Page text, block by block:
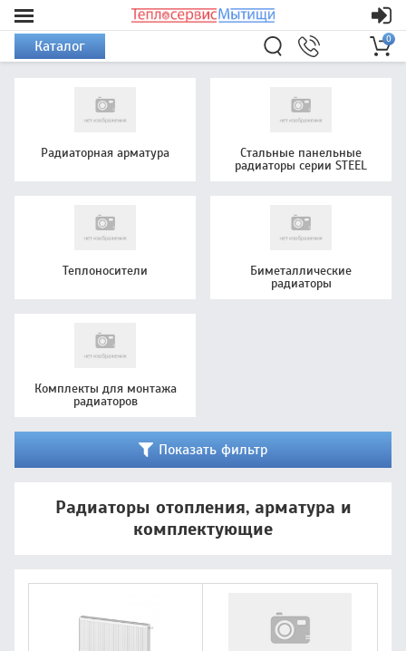
Каталог 0
Радиаторная арматура
Стальные панельные
радиаторы серии STEEL
Теплоносители
Биметаллические
радиаторы
Комплекты для монтажа
радиаторов
Показать фильтр
Радиаторы отопления, арматура и
комплектующие